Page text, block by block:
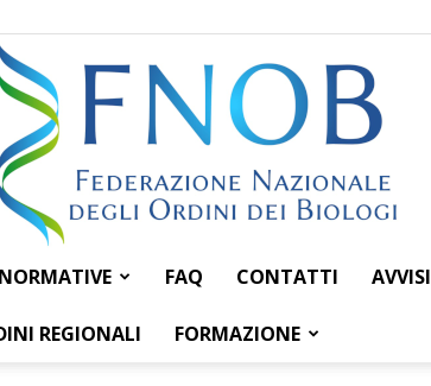
Federazione
FAQ CONTATTI AVVISI
REGIONALI FORMAZIONE